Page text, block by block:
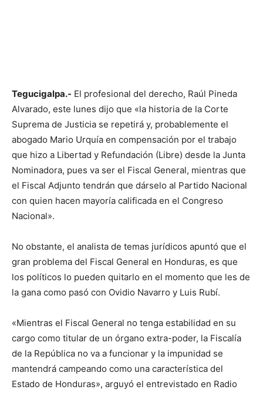
Tegucigalpa.- El profesional del derecho, Raúl Pineda
Alvarado, este lunes dijo que «la historia de la Corte
Suprema de Justicia se repetirá y, probablemente el
abogado Mario Urquía en compensación por el trabajo
que hizo a Libertad y Refundación (Libre) desde la Junta
Nominadora, pues va ser el Fiscal General, mientras que
el Fiscal Adjunto tendrán que dárselo al Partido Nacional
con quien hacen mayoría calificada en el Congreso
Nacional».
No obstante, el analista de temas jurídicos apuntó que el
gran problema del Fiscal General en Honduras, es que
los políticos lo pueden quitarlo en el momento que les de
la gana como pasó con Ovidio Navarro y Luis Rubí.
«Mientras el Fiscal General no tenga estabilidad en su
cargo como titular de un órgano extra-poder, la Fiscalía
de la República no va a funcionar y la impunidad se
mantendrá campeando como una característica del
Estado de Honduras», arguyó el entrevistado en Radio